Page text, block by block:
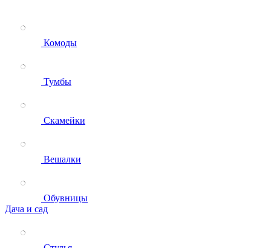
Комоды
Тумбы
Скамейки
Вешалки
Обувницы
Дача и сад